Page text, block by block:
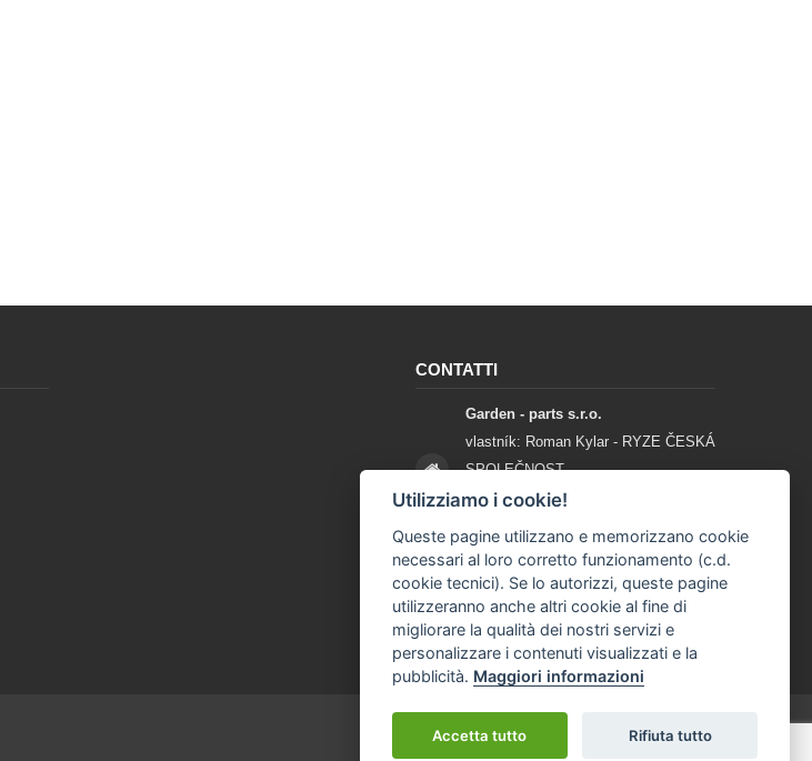
CONTATTI
Garden - parts s.r.o.
vlastník: Roman Kylar - RYZE ČESKÁ
SPOLEČNOST
Mladějov na Moravě 153
+420 777 96 96 03
info@garden-parts.cz
Utilizziamo i cookie!
Queste pagine utilizzano e memorizzano cookie
necessari al loro corretto funzionamento (c.d.
cookie tecnici). Se lo autorizzi, queste pagine
utilizzeranno anche altri cookie al fine di
migliorare la qualità dei nostri servizi e
personalizzare i contenuti visualizzati e la
pubblicità. Maggiori informazioni
Accetta tutto Rifiuta tutto